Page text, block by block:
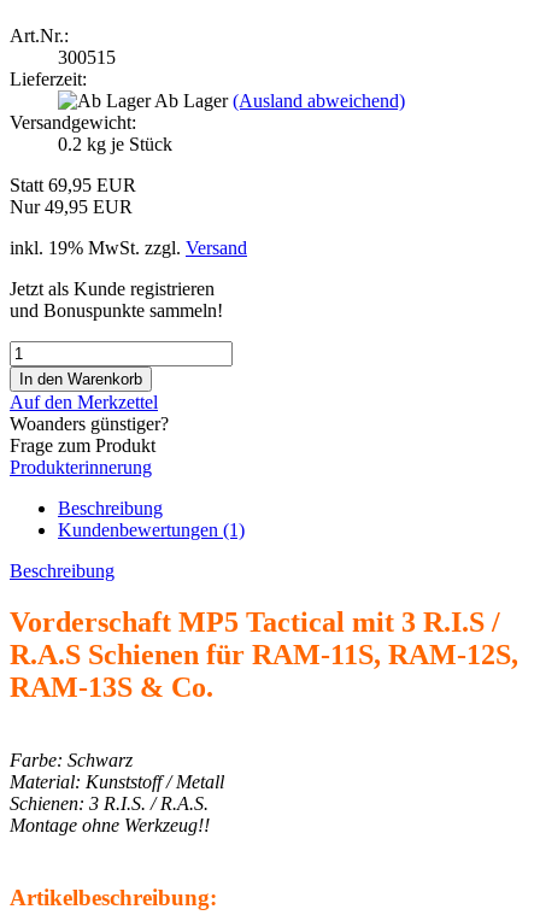
Art.Nr.:
300515
Lieferzeit:
Ab Lager(Ausland abweichend)
Versandgewicht:
0.2 kg je Stück
Statt 69,95 EUR
Nur 49,95 EUR
inkl. 19% MwSt. zzgl. Versand
Jetzt als Kunde registrieren
und Bonuspunkte sammeln!
Auf den Merkzettel
Woanders günstiger?
Frage zum Produkt
Produkterinnerung
Beschreibung
Kundenbewertungen (1)
Beschreibung
Vorderschaft MP5 Tactical mit 3 R.I.S /
R.A.S Schienen für RAM-11S, RAM-12S,
RAM-13S & Co.
Farbe: Schwarz
Material: Kunststoff / Metall
Schienen: 3 R.I.S. / R.A.S.
Montage ohne Werkzeug!!
Artikelbeschreibung: